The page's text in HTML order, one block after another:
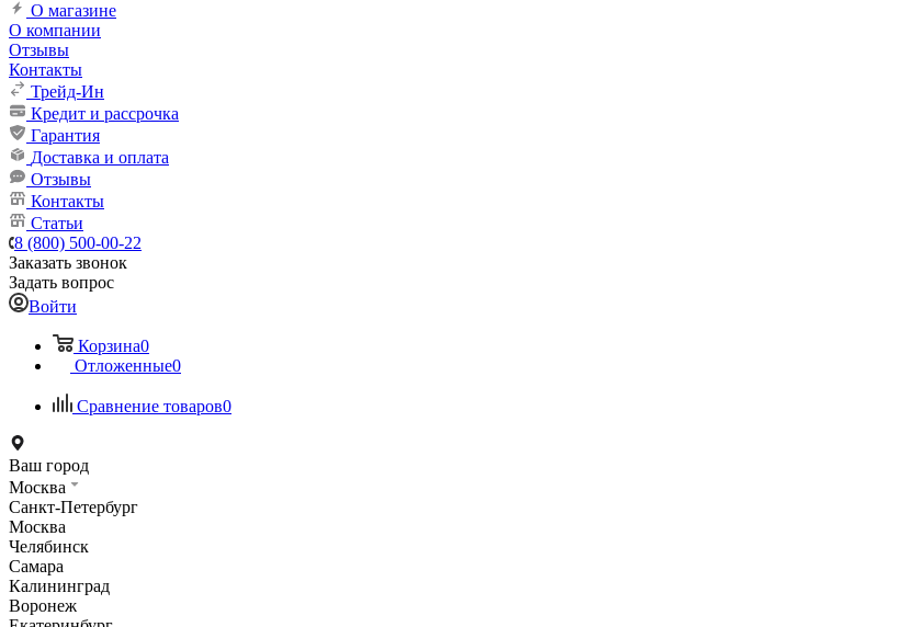
О магазине
О компании
Отзывы
Контакты
Трейд-Ин
Кредит и рассрочка
Гарантия
Доставка и оплата
Отзывы
Контакты
Статьи
8 (800) 500-00-22
Заказать звонок
Задать вопрос
Войти
Корзина0
Отложенные0
Сравнение товаров0
Ваш город
Москва
Санкт-Петербург
Москва
Челябинск
Самара
Калининград
Воронеж